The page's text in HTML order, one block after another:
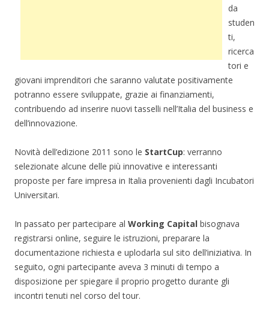
da
studen
ti,
ricerca
tori e
giovani imprenditori che saranno valutate positivamente
potranno essere sviluppate, grazie ai finanziamenti,
contribuendo ad inserire nuovi tasselli nell’Italia del business e
dell’innovazione.
Novità dell’edizione 2011 sono le StartCup: verranno
selezionate alcune delle più innovative e interessanti
proposte per fare impresa in Italia provenienti dagli Incubatori
Universitari.
In passato per partecipare al Working Capital bisognava
registrarsi online, seguire le istruzioni, preparare la
documentazione richiesta e uplodarla sul sito dell’iniziativa. In
seguito, ogni partecipante aveva 3 minuti di tempo a
disposizione per spiegare il proprio progetto durante gli
incontri tenuti nel corso del tour.